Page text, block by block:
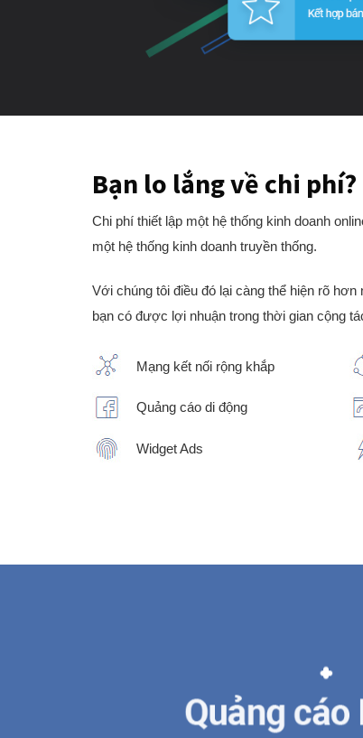
Bạn lo lắng về chi phí?
Chi phí thiết lập một hệ thống kinh doanh
một hệ thống kinh doanh truyền thống.
Với chúng tôi điều đó lại càng thể hiện rõ
bạn có được lợi nhuận trong thời gian cộng
Mạng kết nối rộng khắp
Quảng cáo di động
Widget Ads